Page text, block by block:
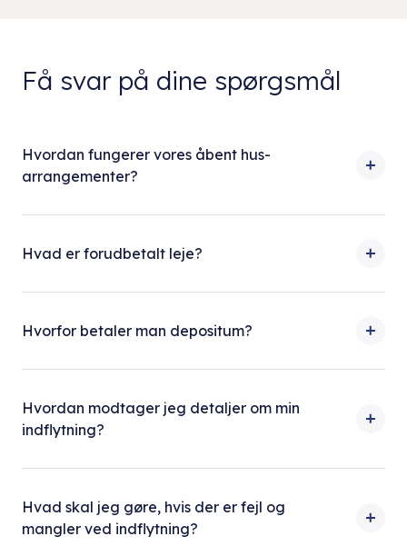
Få svar på dine spørgsmål
Hvordan fungerer vores åbent hus-
arrangementer?
Hvad er forudbetalt leje?
Hvorfor betaler man depositum?
Hvordan modtager jeg detaljer om min
indflytning?
Hvad skal jeg gøre, hvis der er fejl og
mangler ved indflytning?